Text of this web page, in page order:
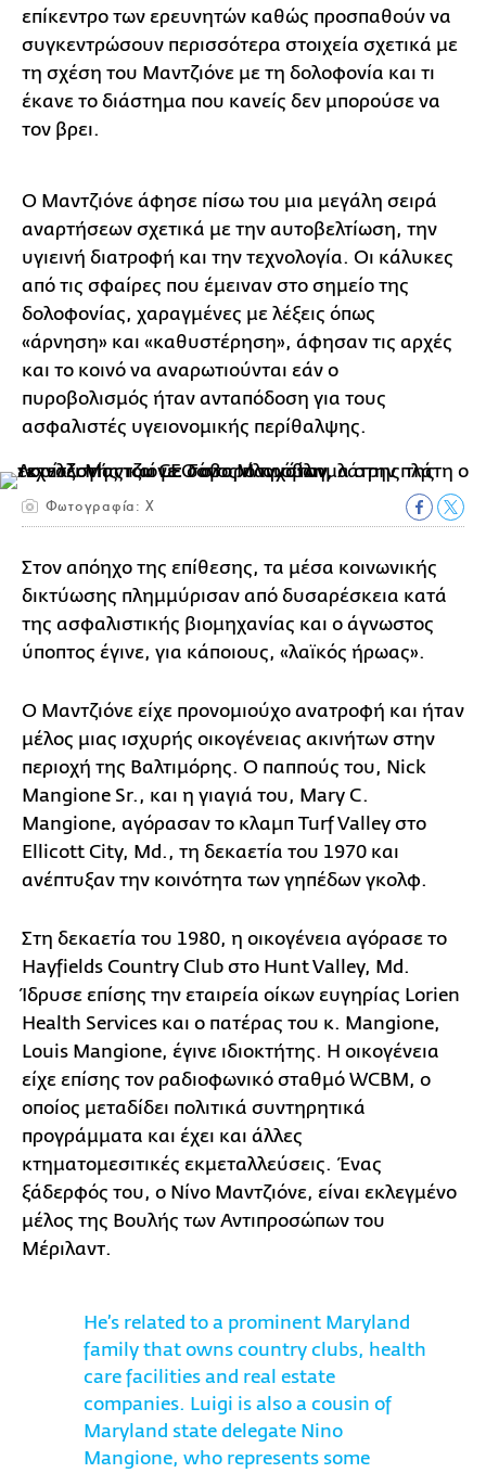
επίκεντρο των ερευνητών καθώς προσπαθούν να
συγκεντρώσουν περισσότερα στοιχεία σχετικά με
τη σχέση του Μαντζιόνε με τη δολοφονία και τι
έκανε το διάστημα που κανείς δεν μπορούσε να
τον βρει.
Ο Μαντζιόνε άφησε πίσω του μια μεγάλη σειρά
αναρτήσεων σχετικά με την αυτοβελτίωση, την
υγιεινή διατροφή και την τεχνολογία. Οι κάλυκες
από τις σφαίρες που έμειναν στο σημείο της
δολοφονίας, χαραγμένες με λέξεις όπως
«άρνηση» και «καθυστέρηση», άφησαν τις αρχές
και το κοινό να αναρωτιούνται εάν ο
πυροβολισμός ήταν ανταπόδοση για τους
ασφαλιστές υγειονομικής περίθαλψης.
Φωτογραφία: Χ
Στον απόηχο της επίθεσης, τα μέσα κοινωνικής
δικτύωσης πλημμύρισαν από δυσαρέσκεια κατά
της ασφαλιστικής βιομηχανίας και ο άγνωστος
ύποπτος έγινε, για κάποιους, «λαϊκός ήρωας».
Ο Μαντζιόνε είχε προνομιούχο ανατροφή και ήταν
μέλος μιας ισχυρής οικογένειας ακινήτων στην
περιοχή της Βαλτιμόρης. Ο παππούς του, Nick
Mangione Sr., και η γιαγιά του, Mary C.
Mangione, αγόρασαν το κλαμπ Turf Valley στο
Ellicott City, Md., τη δεκαετία του 1970 και
ανέπτυξαν την κοινότητα των γηπέδων γκολφ.
Στη δεκαετία του 1980, η οικογένεια αγόρασε το
Hayfields Country Club στο Hunt Valley, Md.
Ίδρυσε επίσης την εταιρεία οίκων ευγηρίας Lorien
Health Services και ο πατέρας του κ. Mangione,
Louis Mangione, έγινε ιδιοκτήτης. Η οικογένεια
είχε επίσης τον ραδιοφωνικό σταθμό WCBM, ο
οποίος μεταδίδει πολιτικά συντηρητικά
προγράμματα και έχει και άλλες
κτηματομεσιτικές εκμεταλλεύσεις. Ένας
ξάδερφός του, ο Νίνο Μαντζιόνε, είναι εκλεγμένο
μέλος της Βουλής των Αντιπροσώπων του
Μέριλαντ.
He’s related to a prominent Maryland
family that owns country clubs, health
care facilities and real estate
companies. Luigi is also a cousin of
Maryland state delegate Nino
Mangione, who represents some